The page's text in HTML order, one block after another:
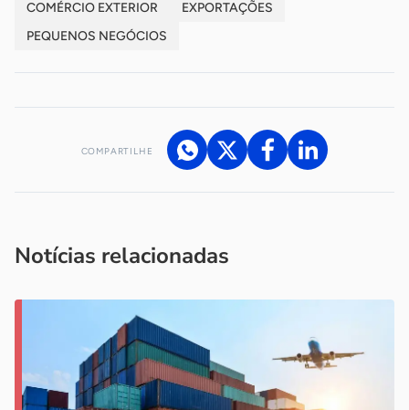
COMÉRCIO EXTERIOR
EXPORTAÇÕES
PEQUENOS NEGÓCIOS
COMPARTILHE
Notícias relacionadas